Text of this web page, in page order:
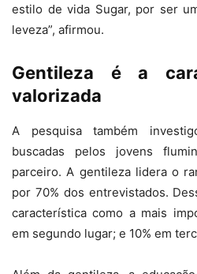
estilo de vida Sugar, por ser
leveza”, afirmou.
Gentileza é a
valorizada
A pesquisa também
buscadas pelos jovens
parceiro. A gentileza lidera o
por 70% dos entrevistados.
característica como a mais
em segundo lugar; e 10% em